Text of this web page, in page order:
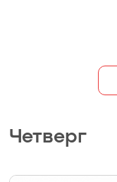
Четверг